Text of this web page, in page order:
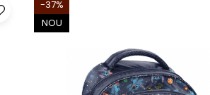
-37%
NOU